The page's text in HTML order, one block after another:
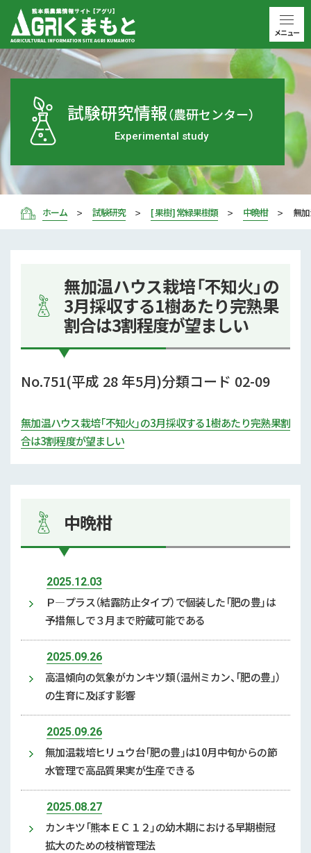
試験研究情報（農研センター）
Experimental study
ホーム 試験研究 [ 果樹 ] 常緑果樹類 中晩柑 無
無加温ハウス栽培「不知火」の
3月採収する1樹あたり完熟果
割合は3割程度が望ましい
No.751(平成 28 年5月)分類コード 02-09
無加温ハウス栽培「不知火」の3月採収する1樹あたり完熟果割
合は3割程度が望ましい
中晩柑
2025.12.03
Ｐ—プラス（結露防止タイプ）で個装した「肥の豊」は
予措無しで３月まで貯蔵可能である
2025.09.26
高温傾向の気象がカンキツ類（温州ミカン、「肥の豊」）
の生育に及ぼす影響
2025.09.26
無加温栽培ヒリュウ台「肥の豊」は10月中旬からの節
水管理で高品質果実が生産できる
2025.08.27
カンキツ「熊本ＥＣ１２」の幼木期における早期樹冠
拡大のための枝梢管理法
メニュー